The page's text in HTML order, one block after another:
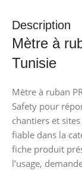
Description
Mètre à
Tunisie
Mètre à ruban
Safety pour
chantiers et
fiable dans la
fiche produit
l’usage,